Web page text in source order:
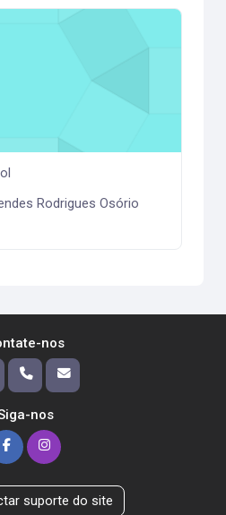
Rodrigues Osório
nos
nos
suporte do site